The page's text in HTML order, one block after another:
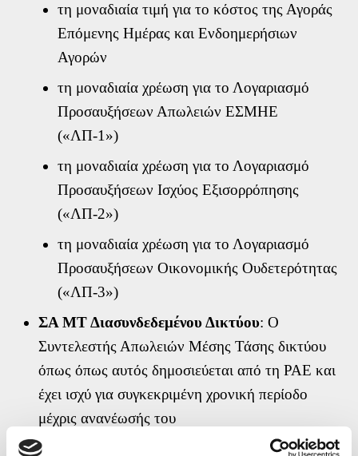
τη μοναδιαία τιμή για το κόστος της Αγοράς
Επόμενης Ημέρας και Ενδοημερήσιων
Αγορών
τη μοναδιαία χρέωση για το Λογαριασμό
Προσαυξήσεων Απωλειών ΕΣΜΗΕ
(«ΛΠ-1»)
τη μοναδιαία χρέωση για το Λογαριασμό
Προσαυξήσεων Ισχύος Εξισορρόπησης
(«ΛΠ-2»)
τη μοναδιαία χρέωση για το Λογαριασμό
Προσαυξήσεων Οικονομικής Ουδετερότητας
(«ΛΠ-3»)
ΣΑ ΜΤ Διασυνδεδεμένου Δικτύου: Ο
Συντελεστής Απωλειών Μέσης Τάσης δικτύου
όπως όπως αυτός δημοσιεύεται από τη ΡΑΕ και
έχει ισχύ για συγκεκριμένη χρονική περίοδο
μέχρις ανανέωσής του
ΣΠ Μη Διασυνδεδεμένου Δικτύου
: Ο
συνεργάτες της για την καλύτερη εξυπηρέτησή μου, σύμφωνα με την
Πολιτική Προστασίας Προσωπικών Δεδομένων *
Αποστολή